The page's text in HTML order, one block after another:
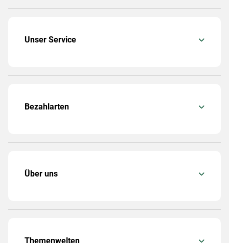
Unser Service
Bezahlarten
Über uns
Themenwelten